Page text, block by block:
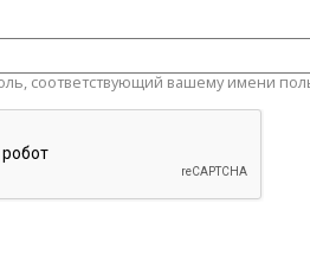
соответствующий вашему имени